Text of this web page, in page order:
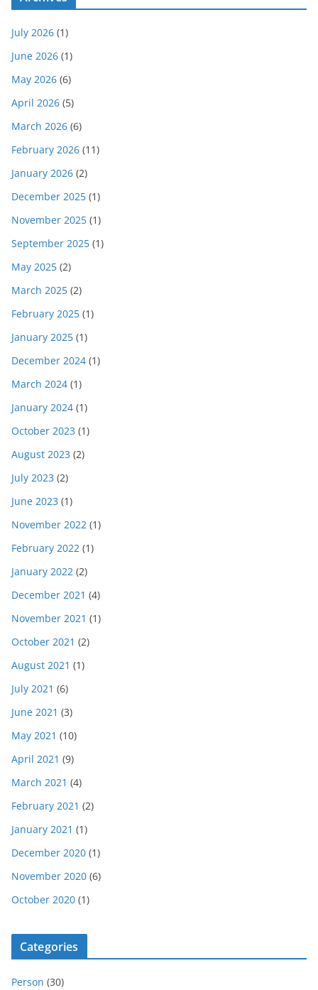
July 2026 (1)
June 2026 (1)
May 2026 (6)
April 2026 (5)
March 2026 (6)
February 2026 (11)
January 2026 (2)
December 2025 (1)
November 2025 (1)
September 2025 (1)
May 2025 (2)
March 2025 (2)
February 2025 (1)
January 2025 (1)
December 2024 (1)
March 2024 (1)
January 2024 (1)
October 2023 (1)
August 2023 (2)
July 2023 (2)
June 2023 (1)
November 2022 (1)
February 2022 (1)
January 2022 (2)
December 2021 (4)
November 2021 (1)
October 2021 (2)
August 2021 (1)
July 2021 (6)
June 2021 (3)
May 2021 (10)
April 2021 (9)
March 2021 (4)
February 2021 (2)
January 2021 (1)
December 2020 (1)
November 2020 (6)
October 2020 (1)
Categories
Person (30)